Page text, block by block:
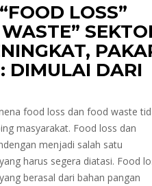
LOSS”
DIMULAI DARI
food loss dan food waste
masyarakat. Food loss dan
menjadi salah satu
harus segera diatasi. Food
berasal dari bahan pangan